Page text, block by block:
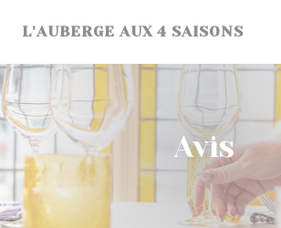
L'AUBERGE AUX 4 SAISONS
Avis